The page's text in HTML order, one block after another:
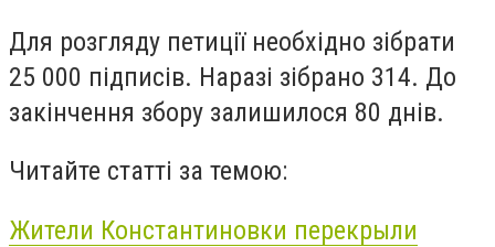
Для розгляду петиції необхідно зібрати
25 000 підписів. Наразі зібрано 314. До
закінчення збору залишилося 80 днів.
Читайте статті за темою:
Жители Константиновки перекрыли